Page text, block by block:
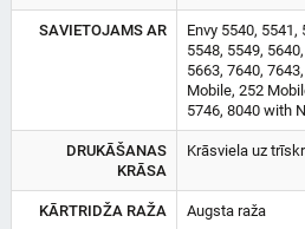
SAVIETOJAMS AR
Envy 5540, 5541,
5548, 5549,
5663, 7640,
Mobile, 252
5746, 8040 with
DRUKĀŠANAS
KRĀSA
Krāsviela uz
KĀRTRIDŽA RAŽA Augsta raža